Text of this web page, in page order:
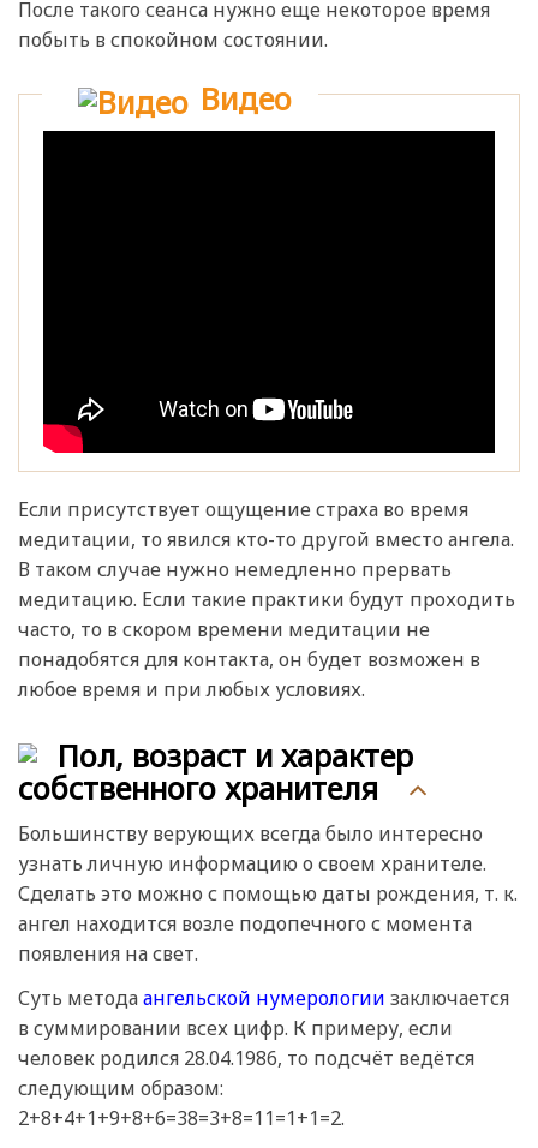
После такого сеанса нужно еще некоторое время
побыть в спокойном состоянии.
Видео
Если присутствует ощущение страха во время
медитации, то явился кто-то другой вместо ангела.
В таком случае нужно немедленно прервать
медитацию. Если такие практики будут проходить
часто, то в скором времени медитации не
понадобятся для контакта, он будет возможен в
любое время и при любых условиях.
Пол, возраст и характер
собственного хранителя
Большинству верующих всегда было интересно
узнать личную информацию о своем хранителе.
Сделать это можно с помощью даты рождения, т. к.
ангел находится возле подопечного с момента
появления на свет.
Суть методаангельской нумерологии заключается
в суммировании всех цифр. К примеру, если
человек родился 28.04.1986, то подсчёт ведётся
следующим образом:
2+8+4+1+9+8+6=38=3+8=11=1+1=2.